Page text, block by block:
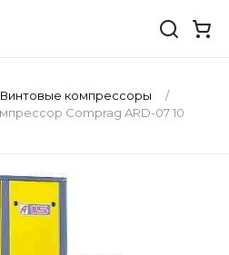
Винтовые компрессоры
Comprag ARD-07 10